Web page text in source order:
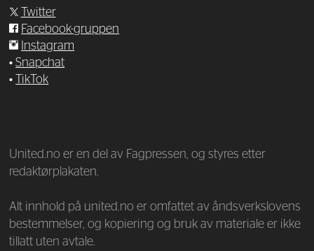
Twitter
Facebook-gruppen
Instagram
•Snapchat
•
TikTok
United.no er en del av Fagpressen, og styres etter
redaktørplakaten.
Alt innhold på united.no er omfattet av åndsverkslovens
bestemmelser, og kopiering og bruk av materiale er ikke
tillatt uten avtale.